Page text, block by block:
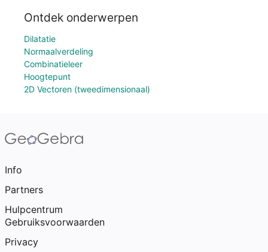
Ontdek onderwerpen
Dilatatie
Normaalverdeling
Combinatieleer
Hoogtepunt
2D Vectoren (tweedimensionaal)
Info
Partners
Hulpcentrum
Gebruiksvoorwaarden
Privacy